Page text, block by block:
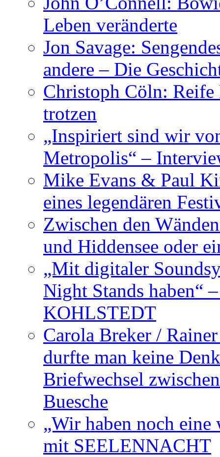
Leben veränderte
Jon Savage:
andere – Die
Christoph Cöln:
trotzen
„Inspiriert sind wir
Metropolis“ –
Mike Evans & Paul
eines legendären
Zwischen den
und Hiddensee oder
„Mit digitaler
Night Stands haben“
KOHLSTEDT
Carola Breker /
durfte man keine
Briefwechsel
Buesche
„Wir haben noch
mit SEELENNACHT